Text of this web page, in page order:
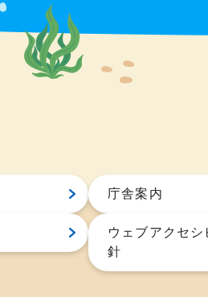
庁舎案内
ウェブアクセシ
針